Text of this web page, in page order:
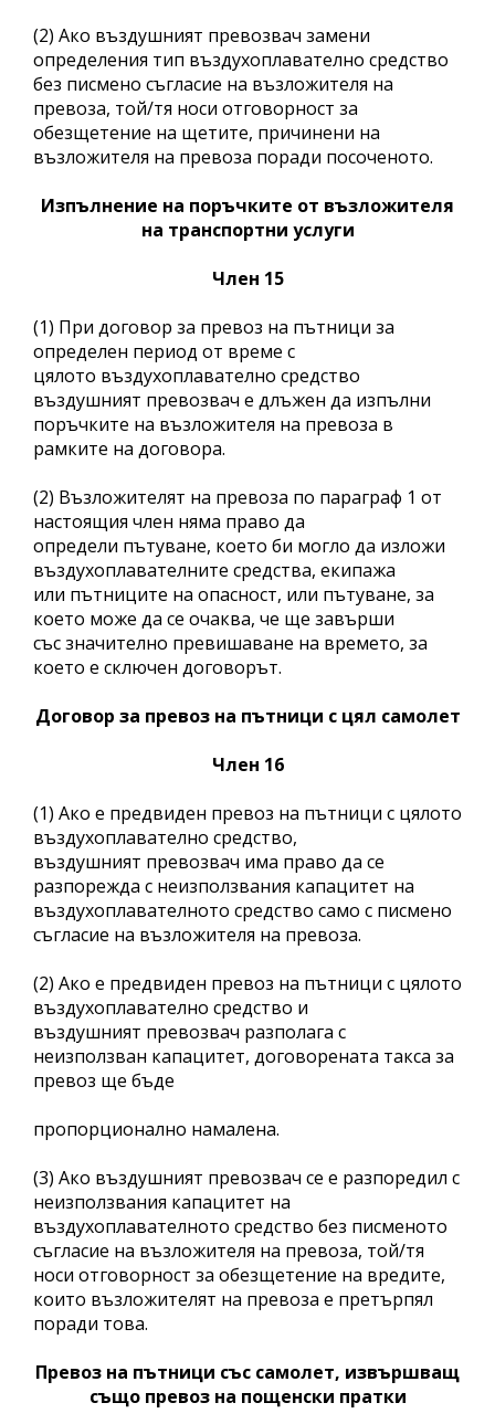
(2) Ако въздушният превозвач замени
определения тип въздухоплавателно средство
без писмено съгласие на възложителя на
превоза, той/тя носи отговорност за
обезщетение на щетите, причинени на
възложителя на превоза поради посоченото.
Изпълнение на поръчките от възложителя
на транспортни услуги
Член 15
(1) При договор за превоз на пътници за
определен период от време с
цялото въздухоплавателно средство
въздушният превозвач е длъжен да изпълни
поръчките на възложителя на превоза в
рамките на договора.
(2) Възложителят на превоза по параграф 1 от
настоящия член няма право да
определи пътуване, което би могло да изложи
въздухоплавателните средства, екипажа
или пътниците на опасност, или пътуване, за
което може да се очаква, че ще завърши
със значително превишаване на времето, за
което е сключен договорът.
Договор за превоз на пътници с цял самолет
Член 16
(1) Ако е предвиден превоз на пътници с цялото
въздухоплавателно средство,
въздушният превозвач има право да се
разпорежда с неизползвания капацитет на
въздухоплавателното средство само с писмено
съгласие на възложителя на превоза.
(2) Ако е предвиден превоз на пътници с цялото
въздухоплавателно средство и
въздушният превозвач разполага с
неизползван капацитет, договорената такса за
превоз ще бъде
пропорционално намалена.
(3) Ако въздушният превозвач се е разпоредил с
неизползвания капацитет на
въздухоплавателното средство без писменото
съгласие на възложителя на превоза, той/тя
носи отговорност за обезщетение на вредите,
които възложителят на превоза е претърпял
поради това.
Превоз на пътници със самолет, извършващ
също превоз на пощенски пратки